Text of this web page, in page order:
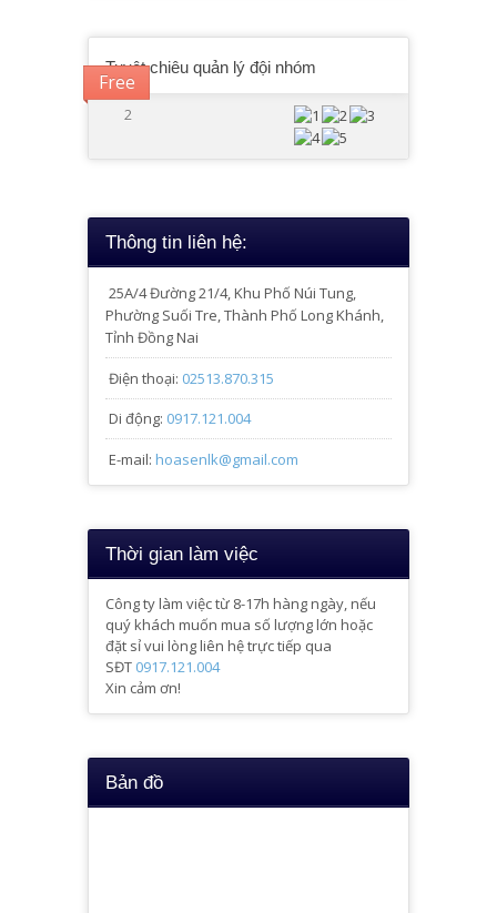
Free
Tuyệt chiêu quản lý đội nhóm
2
Thông tin liên hệ:
25A/4Đường 21/4, Khu Phố Núi Tung,
Phường Suối Tre, Thành Phố Long Khánh,
Tỉnh Đồng Nai
Điện thoại: 02513.870.315
Di động: 0917.121.004
E-mail: hoasenlk@gmail.com
Thời gian làm việc
Công ty làm việc từ 8-17h hàng ngày, nếu
quý khách muốn mua số lượng lớn hoặc
đặt sỉ vui lòng liên hệ trực tiếp qua
SĐT 0917.121.004
Xin cảm ơn!
Bản đồ